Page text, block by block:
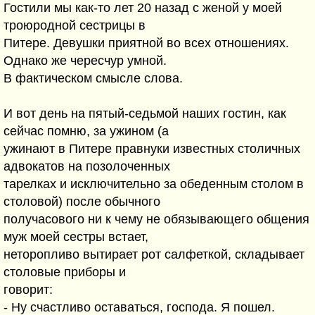
Гостили мы как-то лет 20 назад с женой у моей
троюродной сестрицы в
Питере. Девушки приятной во всех отношениях.
Однако же чересчур умной.
В фактическом смысле слова.
И вот день на пятый-седьмой наших гостин, как
сейчас помню, за ужином (а
ужинают в Питере правнуки известных столичных
адвокатов на позолоченных
тарелках и исключительно за обеденным столом в
столовой) после обычного
получасового ни к чему не обязывающего общения
муж моей сестры встает,
неторопливо вытирает рот салфеткой, складывает
столовые приборы и
говорит:
- Ну счастливо оставаться, господа. Я пошел.